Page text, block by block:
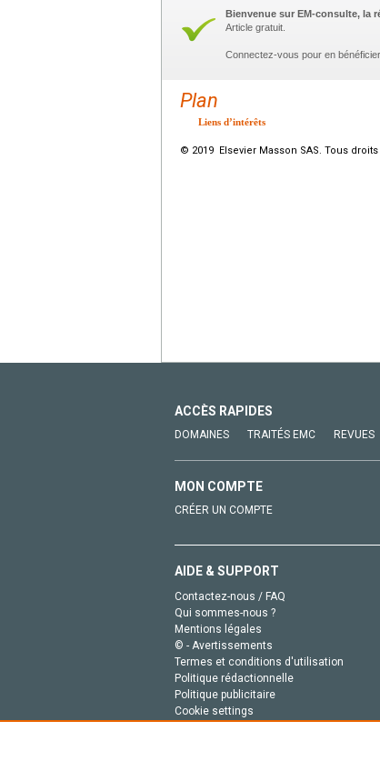
Bienvenue sur EM-consulte, la
Article gratuit.
Connectez-vous pour en
Plan
Liens d’intérêts
© 2019 Elsevier Masson SAS. Tous
ACCÈS RAPIDES
DOMAINES TRAITÉS EMC REVUES
MON COMPTE
CRÉER UN COMPTE
AIDE & SUPPORT
Contactez-nous / FAQ
Qui sommes-nous ?
Mentions légales
© - Avertissements
Termes et conditions d'utilisation
Politique rédactionnelle
Politique publicitaire
Cookie settings